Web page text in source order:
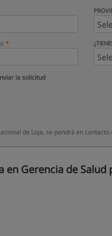
la solicitud
de Loja, se pondrá en
Gerencia de Salud